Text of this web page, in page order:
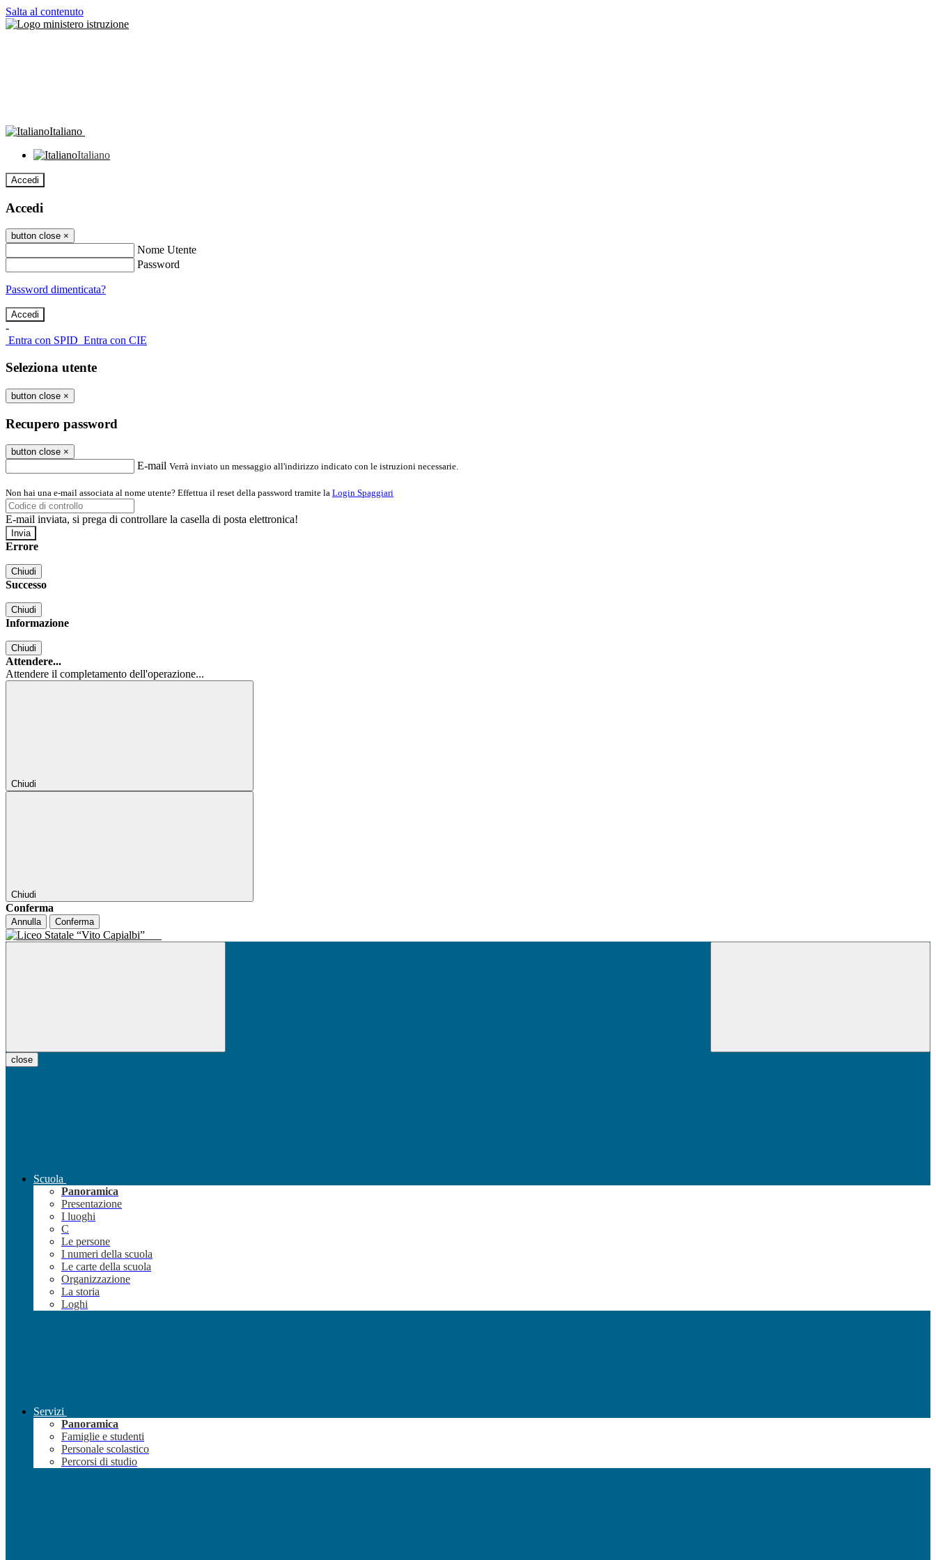
Salta al contenuto
Italiano
Italiano
Accedi
Accedi
button close ×
Nome Utente
Password
Password dimenticata?
-
Entra con SPID Entra con CIE
Seleziona utente
button close ×
Recupero password
button close ×
E-mail Verrà inviato un messaggio all'indirizzo indicato con le istruzioni necessarie.
Non hai una e-mail associata al nome utente? Effettua il reset della password tramite la Login Spaggiari
E-mail inviata, si prega di controllare la casella di posta elettronica!
Errore
Chiudi
Successo
Chiudi
Informazione
Chiudi
Attendere...
Attendere il completamento dell'operazione...
Chiudi
Chiudi
Conferma
Annulla Conferma
close
Scuola
Panoramica
Presentazione
I luoghi
C
Le persone
I numeri della scuola
Le carte della scuola
Organizzazione
La storia
Loghi
Servizi
Panoramica
Famiglie e studenti
Personale scolastico
Percorsi di studio